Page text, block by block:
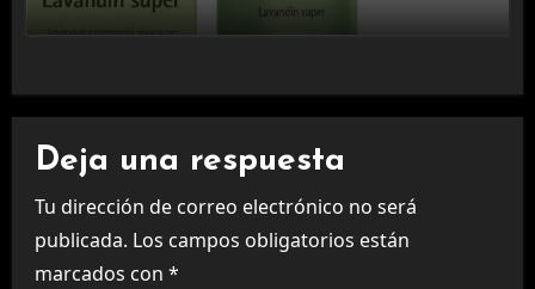
Deja una respuesta
Tu dirección de correo electrónico no será
publicada. Los campos obligatorios están
marcados con *